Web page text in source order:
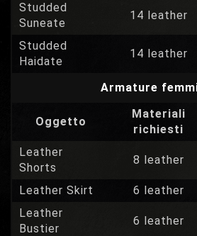
Studded
Suneate
14 leather
Studded
Haidate
14 leather
Armature
Oggetto
Materiali
richiesti
Leather
Shorts
8 leather
Leather Skirt 6 leather
Leather
Bustier
6 leather